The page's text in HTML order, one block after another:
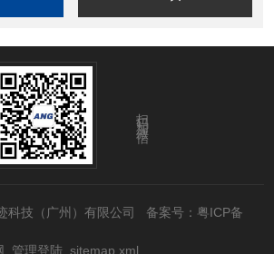
扫码加微信
科技（广州）有限公司 备案号：粤ICP备
管理登陆 sitemap.xml